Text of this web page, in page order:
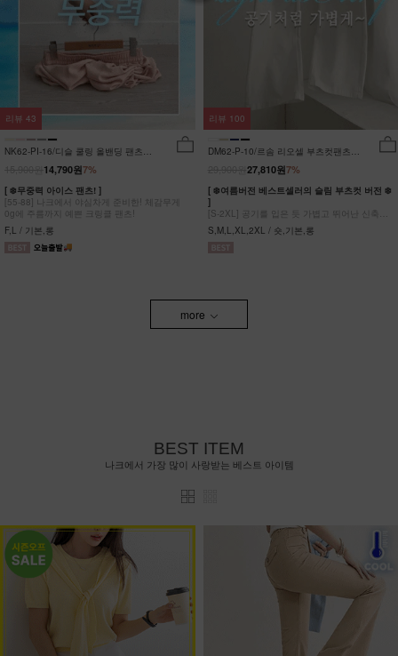
NK62-PI-16/디슬 쿨링 올밴딩 팬츠
7%
14,790원
[ ❄️무중력 아이스 팬츠! ]
[55-88] 나크에서 야심차게 준비한! 체감무게
0g에 주름까지 예쁜 크링클 팬츠!
F,L / 기본,롱
리뷰 43
DM62-P-10/르솜 리오셀 부츠컷팬츠
7%
27,810원
[ ❄️여름버전 베스트셀러의 슬림 부츠컷 버전 ❄️
]
[S-2XL] 공기를 입은 듯 가볍고 뛰어난 신축성
원단에 슬림함을 더한 부츠컷 팬츠!
S,M,L,XL,2XL / 숏,기본,롱
리뷰 100
more
BEST ITEM
나크에서 가장 많이 사랑받는 베스트 아이템